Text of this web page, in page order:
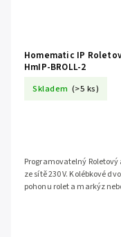
Homematic IP
HmIP-BROLL-2
Skladem (>5 ks)
Programovatelný
ze sítě 230 V. Kolébkové
pohonu rolet a markýz